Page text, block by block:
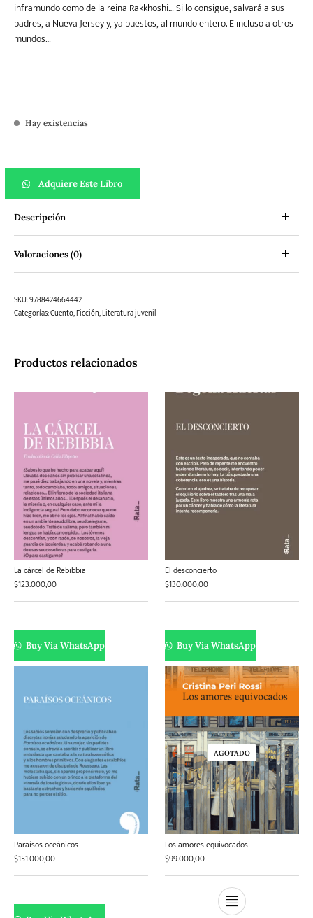
inframundo como de la reina Rakkhoshi… Si lo consigue, salvará a sus
padres, a Nueva Jersey y, ya puestos, al mundo entero. E incluso a otros
mundos…
Hay existencias
Adquiere Este Libro
Descripción
Valoraciones (0)
SKU:9788424664442
Categorías:Cuento,Ficción,Literatura juvenil
Productos relacionados
La cárcel de Rebibbia
$123.000,00
Buy Via WhatsApp
El desconcierto
$130.000,00
Buy Via WhatsApp
Paraísos oceánicos
$151.000,00
AGOTADO
Los amores equivocados
$99.000,00